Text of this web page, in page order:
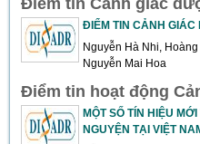
ĐIỂM TIN CẢNH GIÁC
Nguyễn Hà Nhi,
Nguyễn Mai Hoa
Điểm tin hoạt động
MỘT SỐ TÍN HIỆU
NGUYỆN TẠI VIỆT